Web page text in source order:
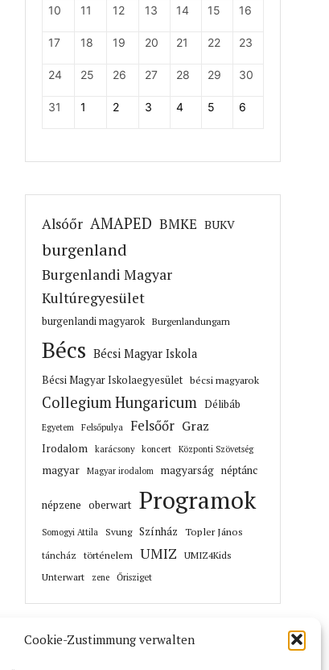
Cookie-Zustimmung verwalten
10 11 12 13 14 15 16
17 18 19 20 21 22 23
24 25 26 27 28 29 30
31 1 2 3 4 5 6
Alsóőr AMAPED BMKE BUKV
burgenland
Burgenlandi Magyar
Kultúregyesület
burgenlandi magyarok Burgenlandungarn
Bécs Bécsi Magyar Iskola
Bécsi Magyar Iskolaegyesület bécsi magyarok
Collegium Hungaricum Délibáb
Egyetem Felsőpulya Felsőőr Graz
Irodalom karácsony koncert Központi Szövetség
magyar Magyar irodalom magyarság néptánc
népzene oberwart Programok
Somogyi Attila Svung Színház Topler János
táncház történelem UMIZ
UMIZ4Kids
Unterwart
zene Őrisziget